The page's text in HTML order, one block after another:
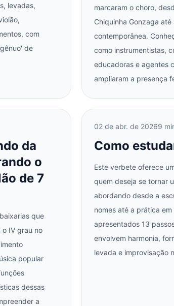
levadas,
com
de
marcaram o choro,
Chiquinha Gonzaga
contemporânea.
como instrumentistas,
educadoras e agentes
ampliaram a presença
da
o
de 7
que
IV grau no
popular
dessas
a
02 de abr. de 20269
Como
Este verbete oferece
quem deseja se tornar
abordando desde a
nomes até a prática em
apresentados 13
envolvem harmonia,
levada e improvisação